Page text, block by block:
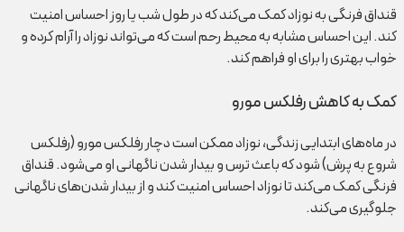
قنداق فرنگی به نوزاد کمک می‌کند که در طول شب یا روز احساس امنیت
کند. این احساس مشابه به محیط رحم است که می‌تواند نوزاد را آرام کرده و
خواب بهتری را برای او فراهم کند.
کمک به کاهش رفلکس مورو
در ماه‌های ابتدایی زندگی، نوزاد ممکن است دچار رفلکس مورو (رفلکس
شروع به پرش) شود که باعث ترس و بیدار شدن ناگهانی او می‌شود. قنداق
فرنگی کمک می‌کند تا نوزاد احساس امنیت کند و از بیدار شدن‌های ناگهانی
جلوگیری می‌کند.